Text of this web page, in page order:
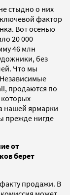
стыдно о них
фактор
Вот осенью
20 000
46 млн
без
Что мы
продаются по
нашей ярмарки
прежде нигде
от
берет
продажи. В